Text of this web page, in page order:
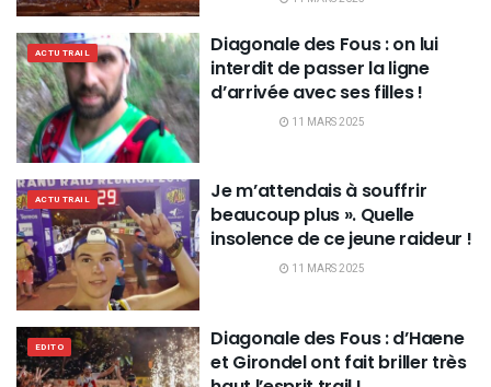
ACTU TRAIL
Diagonale des Fous : on lui
interdit de passer la ligne
d’arrivée avec ses filles !
11 MARS 2025
ACTU TRAIL
Je m’attendais à souffrir
beaucoup plus ». Quelle
insolence de ce jeune raideur !
11 MARS 2025
EDITO
Diagonale des Fous : d’Haene
et Girondel ont fait briller très